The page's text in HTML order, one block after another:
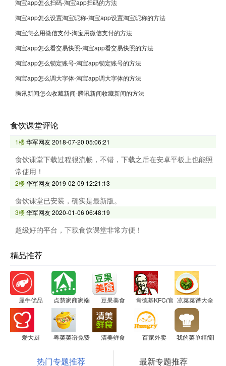
淘宝app怎么扫码-淘宝app扫码的方法
淘宝app怎么设置淘宝昵称-淘宝app设置淘宝昵称的方法
淘宝怎么用微信支付-淘宝用微信支付的方法
淘宝app怎么看交易快照-淘宝app看交易快照的方法
淘宝app怎么锁定账号-淘宝app锁定账号的方法
淘宝app怎么调大字体-淘宝app调大字体的方法
腾讯新闻怎么收藏新闻-腾讯新闻收藏新闻的方法
食饮课堂评论
1楼华军网友2018-07-20 05:06:21
食饮课堂下载过程很流畅，不错，下载之后在安卓平板上也能照
常使用！
2楼华军网友2019-02-09 12:21:13
食饮课堂已安装，确实是最新版。
3楼华军网友2020-01-06 06:48:19
超级好的平台，下载食饮课堂非常方便！
精品推荐
犀牛优品 点慧家商家端 豆果美食 肯德基KFC(官方版）凉菜菜谱大全
爱大厨 粤菜菜谱免费版 清美鲜食 百家外卖 我的菜单精简版
热门专题推荐 最新专题推荐